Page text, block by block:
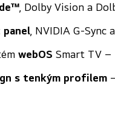
, Dolby Vision a
panel , NVIDIA G-
webOS Smart TV –
s tenkým profilem